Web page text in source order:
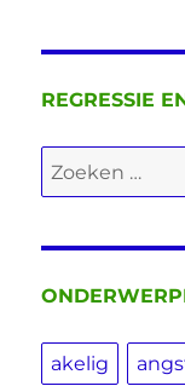
REGRESSIE
Zoeken
naar:
akelig